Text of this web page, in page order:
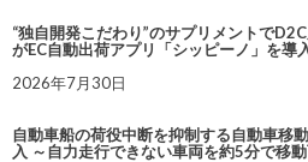
“独自開発こだわり”のサプリメントで
がEC自動出荷アプリ「シッピーノ」を導
2026年7月30日
自動車船の荷役中断を抑制する自動車移
入 ～自力走行できない車両を約5分で移